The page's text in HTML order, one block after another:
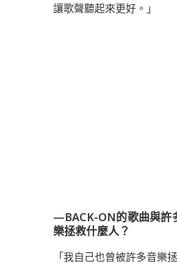
讓歌聲聽起來更好。」
—BACK-ON的歌曲與許
樂拯救什麼人？
「我自己也曾被許多音樂